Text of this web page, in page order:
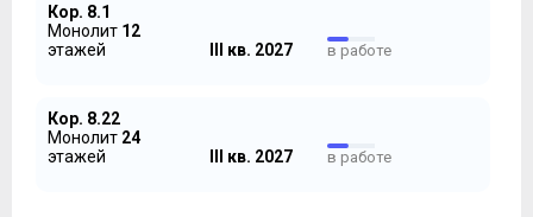
Кор. 8.1
Монолит 12
этажей
III кв. 2027 в работе
Кор. 8.22
Монолит 24
этажей
III кв. 2027 в работе